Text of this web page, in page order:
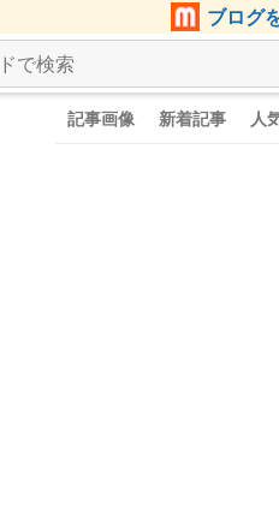
ブログ
記事画像 新着記事 人